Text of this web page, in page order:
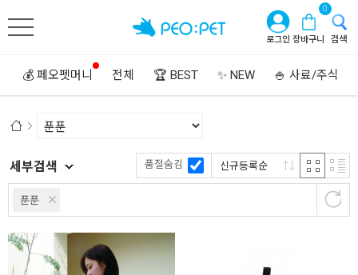
로그인 장바구니
0
검색
💰 페오펫머니 전체 🏆 BEST ✨ NEW 🍚 사료/주식
푼푼
세부검색 신규등록순
품절숨김